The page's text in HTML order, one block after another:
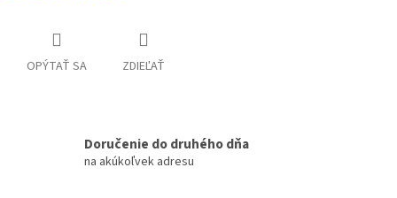
OPÝTAŤ SA ZDIEĽAŤ
Doručenie do druhého dňa
na akúkoľvek adresu